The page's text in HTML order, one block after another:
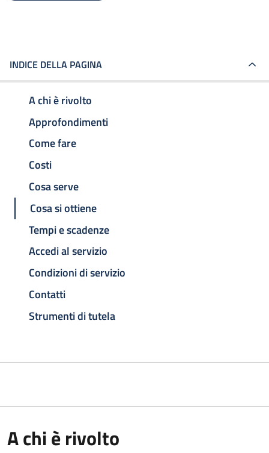
INDICE DELLA PAGINA
A chi è rivolto
Approfondimenti
Come fare
Costi
Cosa serve
Cosa si ottiene
Tempi e scadenze
Accedi al servizio
Condizioni di servizio
Contatti
Strumenti di tutela
A chi è rivolto